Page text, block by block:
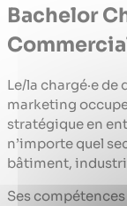
Bachelor
Le/la chargé·e
marketing
stratégique en
n’importe quel
bâtiment,
Ses